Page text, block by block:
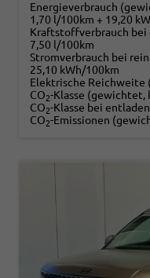
Energieverbrauch
1,70 l/100km + 19,20
Kraftstoffverbrauch
7,50 l/100km
Stromverbrauch bei
25,10 kWh/100km
Elektrische Reichweite
CO2-Klasse (gewichtet,
CO2-Klasse bei
CO2-Emissionen